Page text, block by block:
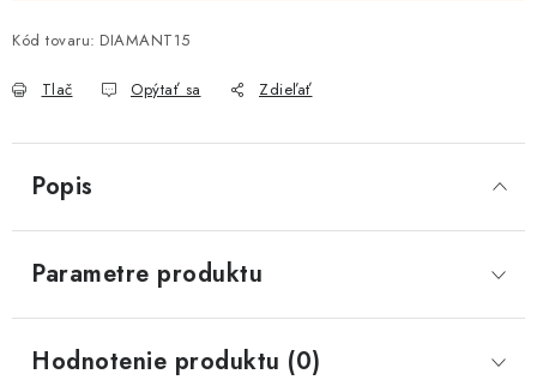
Kód tovaru: DIAMANT15
Tlač Opýtať sa Zdieľať
Popis
Parametre produktu
Hodnotenie produktu (0)